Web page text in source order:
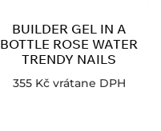
BUILDER GEL IN A
BOTTLE ROSE WATER
TRENDY NAILS
355 Kč vrátane DPH